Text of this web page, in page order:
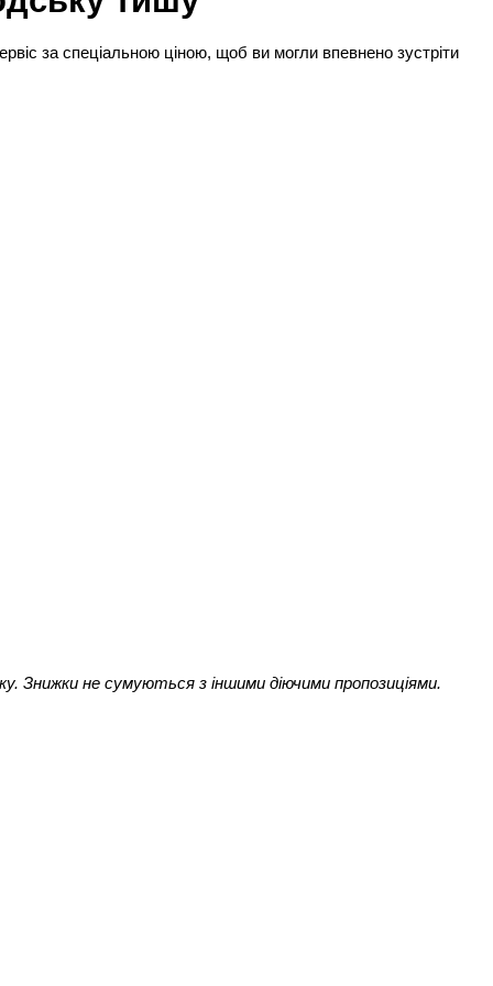
за спеціальною ціною, щоб ви могли впевнено зустріти
Знижки не сумуються з іншими діючими пропозиціями.